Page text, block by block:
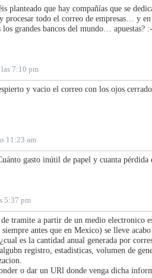
planteado que hay compañías que se
procesar todo el correo de empresas… y
los grandes bancos del mundo… apuestas?
7:10 pm
y vacio el correo con los ojos
11:23 am
gasto inútil de papel y cuanta
5:37 pm
tramite a partir de un medio electronico
antes que en Mexico) se lleve
es la cantidad anual generada por
registro, estadisticas, volumen de
o dar un URl donde venga dicha